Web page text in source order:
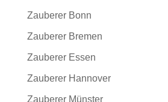
Zauberer Bonn
Zauberer Bremen
Zauberer Essen
Zauberer Hannover
Zauberer Münster